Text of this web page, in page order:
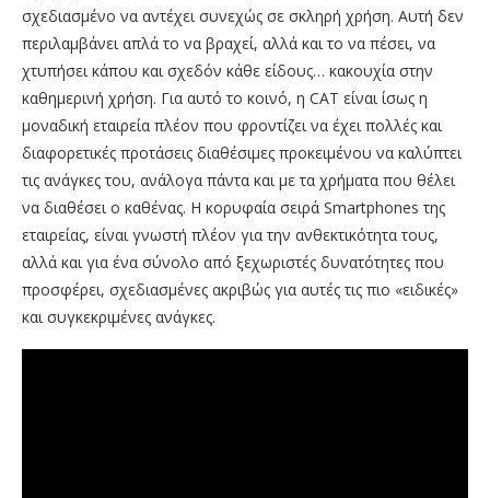
σχεδιασμένο να αντέχει συνεχώς σε σκληρή χρήση. Αυτή δεν
περιλαμβάνει απλά το να βραχεί, αλλά και το να πέσει, να
χτυπήσει κάπου και σχεδόν κάθε είδους… κακουχία στην
καθημερινή χρήση. Για αυτό το κοινό, η CAT είναι ίσως η
μοναδική εταιρεία πλέον που φροντίζει να έχει πολλές και
διαφορετικές προτάσεις διαθέσιμες προκειμένου να καλύπτει
τις ανάγκες του, ανάλογα πάντα και με τα χρήματα που θέλει
να διαθέσει ο καθένας. Η κορυφαία σειρά Smartphones της
εταιρείας, είναι γνωστή πλέον για την ανθεκτικότητα τους,
αλλά και για ένα σύνολο από ξεχωριστές δυνατότητες που
προσφέρει, σχεδιασμένες ακριβώς για αυτές τις πιο «ειδικές»
και συγκεκριμένες ανάγκες.